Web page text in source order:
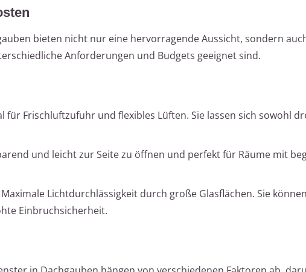
bieten nicht nur eine hervorragende Aussicht, sondern
Anforderungen und Budgets geeignet sind.
für Frischluftzufuhr und flexibles Lüften. Sie lassen sich sowohl
und leicht zur Seite zu öffnen und perfekt für Räume mit
Maximale Lichtdurchlässigkeit durch große Glasflächen. Sie
Einbruchsicherheit.